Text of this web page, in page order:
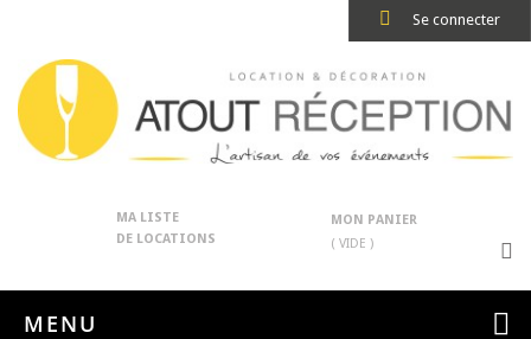
Se connecter
MA LISTE
DE LOCATIONS
MON PANIER
( VIDE )
MENU